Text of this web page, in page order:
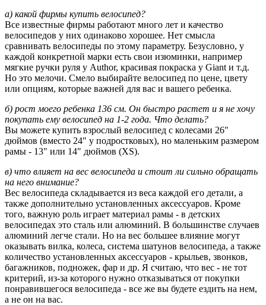
а) какой фирмы купить велосипед?
Все известные фирмы работают много лет и качество
велосипедов у них одинаково хорошее. Нет смысла
сравнивать велосипеды по этому параметру. Безусловно, у
каждой конкретной марки есть свои изюминки, например
мягкие ручки руля у Author, красивая покраска у Giant и т.д.
Но это мелочи. Смело выбирайте велосипед по цене, цвету
или опциям, которые важней для вас и вашего ребенка.
б) рост моего ребенка 136 см. Он быстро растет и я не хочу
покупать ему велосипед на 1-2 года. Что делать?
Вы можете купить взрослый велосипед с колесами 26"
дюймов (вместо 24" у подростковых), но маленьким размером
рамы - 13" или 14" дюймов (XS).
в) что влияет на вес велосипеда и стоит ли сильно обращать
на него внимание?
Вес велосипеда складывается из веса каждой его детали, а
также дополнительно установленных аксессуаров. Кроме
того, важную роль играет материал рамы - в детских
велосипедах это сталь или алюминий. В большинстве случаев
алюминий легче стали. Но на вес большее влияние могут
оказывать вилка, колеса, система шатунов велосипеда, а также
количество установленных аксессуаров - крыльев, звонков,
багажников, подножек, фар и др. Я считаю, что вес - не тот
критерий, из-за которого нужно отказываться от покупки
понравившегося велосипеда - все же вы будете ездить на нем,
а не он на вас.